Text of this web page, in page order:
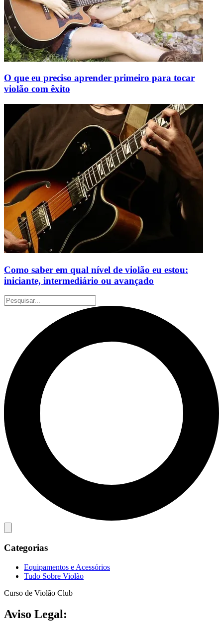
O que eu preciso aprender primeiro para tocar
violão com êxito
Como saber em qual nível de violão eu estou:
iniciante, intermediário ou avançado
Categorias
Equipamentos e Acessórios
Tudo Sobre Violão
Curso de Violão Club
Aviso Legal: